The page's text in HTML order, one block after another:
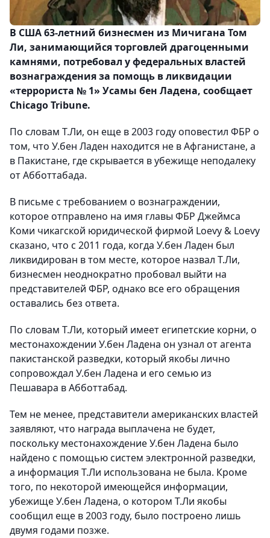
В США 63-летний бизнесмен из Мичигана Том
Ли, занимающийся торговлей драгоценными
камнями, потребовал у федеральных властей
вознаграждения за помощь в ликвидации
«террориста № 1» Усамы бен Ладена, сообщает
Chicago Tribune.
По словам Т.Ли, он еще в 2003 году оповестил ФБР о
том, что У.бен Ладен находится не в Афганистане, а
в Пакистане, где скрывается в убежище неподалеку
от Абботтабада.
В письме с требованием о вознаграждении,
которое отправлено на имя главы ФБР Джеймса
Коми чикагской юридической фирмой Loevy & Loevy
сказано, что с 2011 года, когда У.бен Ладен был
ликвидирован в том месте, которое назвал Т.Ли,
бизнесмен неоднократно пробовал выйти на
представителей ФБР, однако все его обращения
оставались без ответа.
По словам Т.Ли, который имеет египетские корни, о
местонахождении У.бен Ладена он узнал от агента
пакистанской разведки, который якобы лично
сопровождал У.бен Ладена и его семью из
Пешавара в Абботтабад.
Тем не менее, представители американских властей
заявляют, что награда выплачена не будет,
поскольку местонахождение У.бен Ладена было
найдено с помощью систем электронной разведки,
а информация Т.Ли использована не была. Кроме
того, по некоторой имеющейся информации,
убежище У.бен Ладена, о котором Т.Ли якобы
сообщил еще в 2003 году, было построено лишь
двумя годами позже.